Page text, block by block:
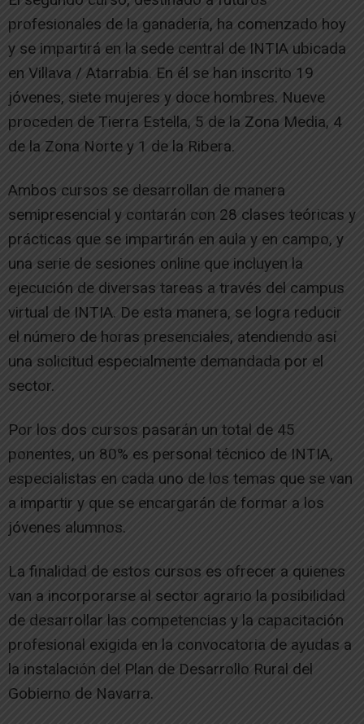
profesionales de la ganadería, ha comenzado hoy
y se impartirá en la sede central de INTIA ubicada
en Villava / Atarrabia. En él se han inscrito 19
jóvenes, siete mujeres y doce hombres. Nueve
proceden de Tierra Estella, 5 de la Zona Media, 4
de la Zona Norte y 1 de la Ribera.
Ambos cursos se desarrollan de manera
semipresencial y contarán con 28 clases teóricas y
prácticas que se impartirán en aula y en campo, y
una serie de sesiones online que incluyen la
ejecución de diversas tareas a través del campus
virtual de INTIA. De esta manera, se logra reducir
el número de horas presenciales, atendiendo así
una solicitud especialmente demandada por el
sector.
Por los dos cursos pasarán un total de 45
ponentes, un 80% es personal técnico de INTIA,
especialistas en cada uno de los temas que se van
a impartir y que se encargarán de formar a los
jóvenes alumnos.
La finalidad de estos cursos es ofrecer a quienes
van a incorporarse al sector agrario la posibilidad
de desarrollar las competencias y la capacitación
profesional exigida en la convocatoria de ayudas a
la instalación del Plan de Desarrollo Rural del
Gobierno de Navarra.